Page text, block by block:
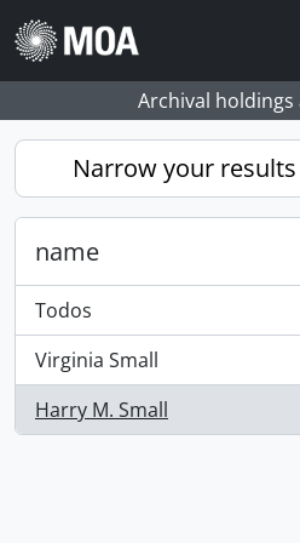
Skip to main content
Archival
Narrow your results
name
Todos
Virginia Small
, 1 resultados
Harry M. Small
, 1 resultados